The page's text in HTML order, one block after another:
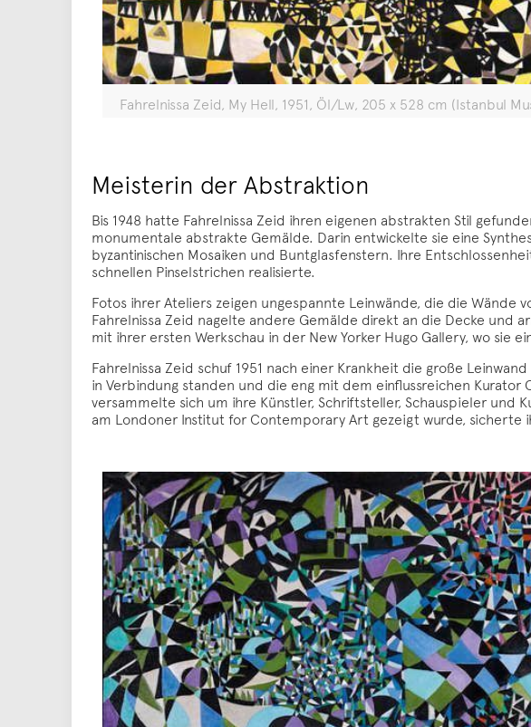
Fahrelnissa Zeid, My Hell, 1951, Öl/Lw, 205 x 528 cm (Istanbul
Meisterin der Abstraktion
Bis 1948 hatte Fahrelnissa Zeid ihren eigenen abstrakten Stil
monumentale abstrakte Gemälde. Darin entwickelte sie eine
byzantinischen Mosaiken und Buntglasfenstern. Ihre
schnellen Pinselstrichen realisierte.
Fotos ihrer Ateliers zeigen ungespannte Leinwände, die die Wände
Fahrelnissa Zeid nagelte andere Gemälde direkt an die Decke
mit ihrer ersten Werkschau in der New Yorker Hugo Gallery, wo sie
Fahrelnissa Zeid schuf 1951 nach einer Krankheit die große
in Verbindung standen und die eng mit dem einflussreichen
versammelte sich um ihre Künstler, Schriftsteller, Schauspieler und
am Londoner Institut for Contemporary Art gezeigt wurde, sicherte